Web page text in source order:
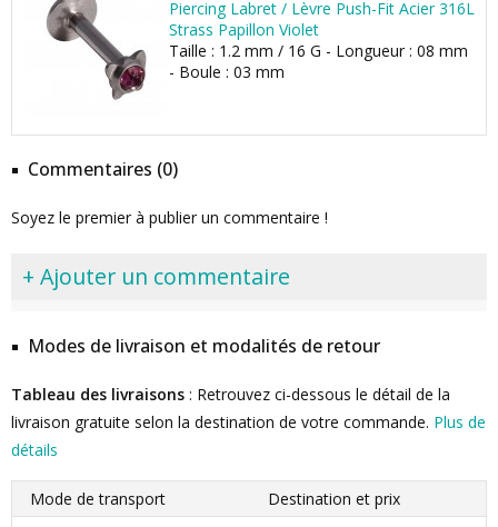
Piercing Labret / Lèvre Push-Fit Acier 316L
Strass Papillon Violet
Taille : 1.2 mm / 16 G - Longueur : 08 mm
- Boule : 03 mm
Commentaires (0)
Soyez le premier à publier un commentaire !
+ Ajouter un commentaire
Modes de livraison et modalités de retour
Tableau des livraisons : Retrouvez ci-dessous le détail de la
livraison gratuite selon la destination de votre commande. Plus de
détails
Mode de transport
Destination et prix